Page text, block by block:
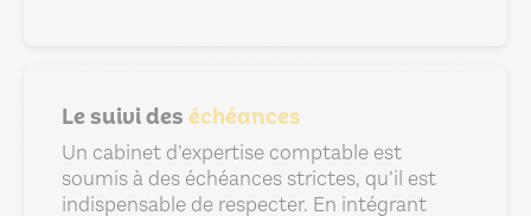
Le suivi deséchéances
Un cabinet d’expertise comptable est
soumis à des échéances strictes, qu’il est
indispensable de respecter. En intégrant